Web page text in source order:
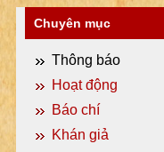
Chuyên mục
Thông báo
Hoạt động
Báo chí
Khán giả